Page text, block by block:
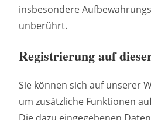
insbesondere
unberührt.
Registrierung auf
Sie können sich auf unserer
um zusätzliche Funktionen